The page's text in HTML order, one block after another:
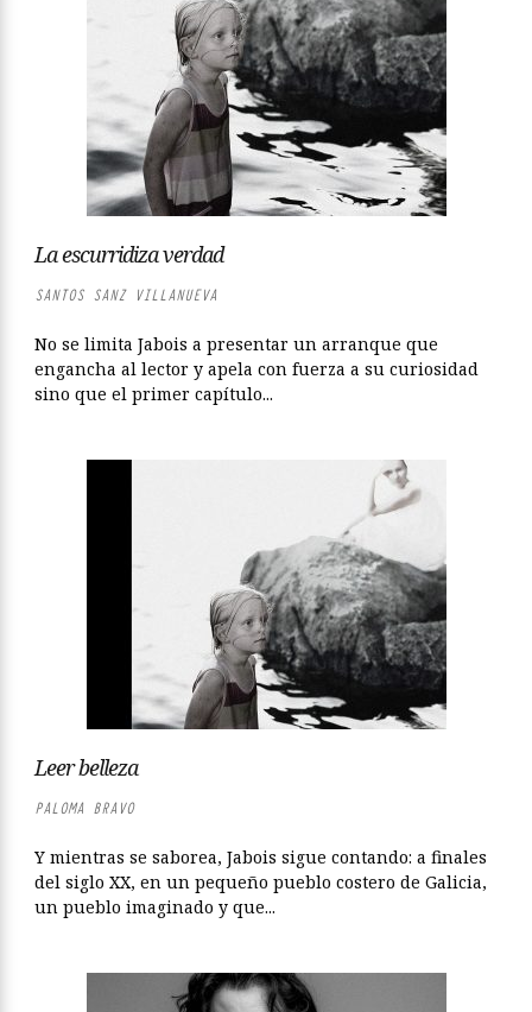
La escurridiza verdad
SANTOS SANZ VILLANUEVA
No se limita Jabois a presentar un arranque que
engancha al lector y apela con fuerza a su curiosidad
sino que el primer capítulo...
Leer belleza
PALOMA BRAVO
Y mientras se saborea, Jabois sigue contando: a finales
del siglo XX, en un pequeño pueblo costero de Galicia,
un pueblo imaginado y que...